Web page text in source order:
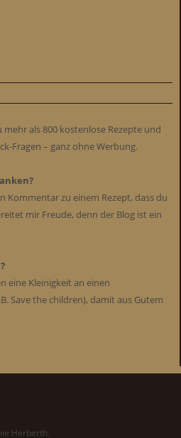
als 800 kostenlose Rezepte und
Fragen – ganz ohne Werbung.
Kommentar zu einem Rezept, dass du
mir Freude, denn der Blog ist ein
eine Kleinigkeit an einen
Save the children), damit aus Gutem
Herberth.